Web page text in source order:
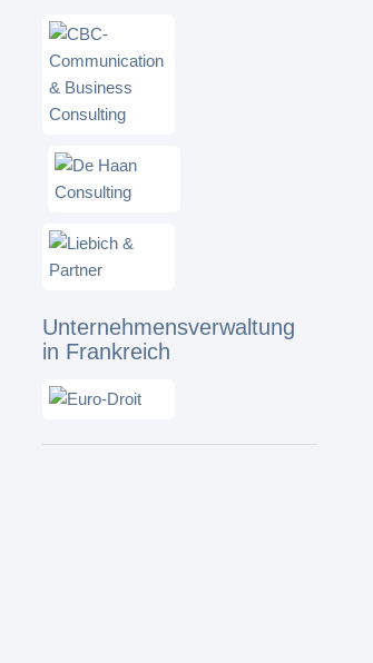
Unternehmensverwaltung
in Frankreich